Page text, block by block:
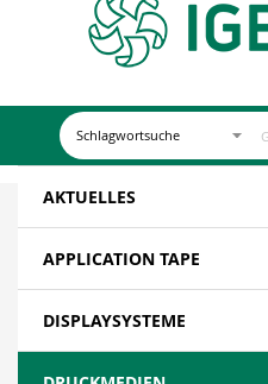
AKTUELLES
APPLICATION TAPE
DISPLAYSYSTEME